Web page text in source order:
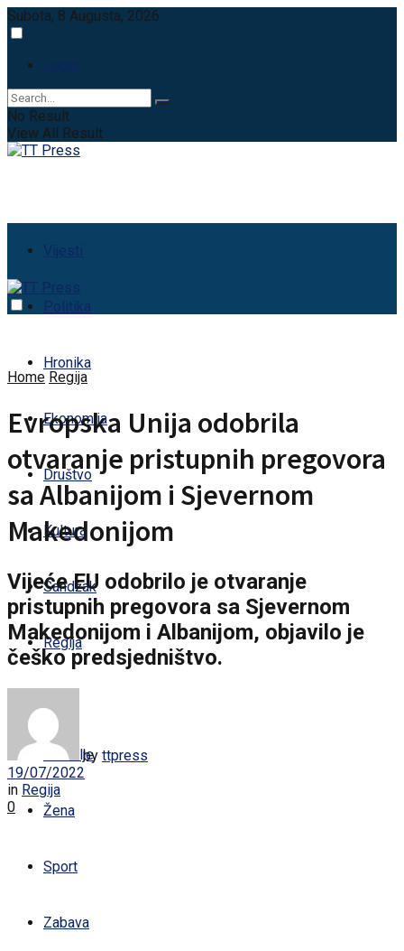
Subota, 8 Augusta, 2026
Login
No Result
View All Result
Vijesti
Politika
Hronika
Ekonomija
Društvo
Kultura
Sandžak
Regija
Zdravlje
Žena
Sport
Zabava
Home Regija
Evropska Unija odobrila
otvaranje pristupnih pregovora
sa Albanijom i Sjevernom
Makedonijom
Vijeće EU odobrilo je otvaranje
pristupnih pregovora sa Sjevernom
Makedonijom i Albanijom, objavilo je
češko predsjedništvo.
by ttpress
19/07/2022
in Regija
0